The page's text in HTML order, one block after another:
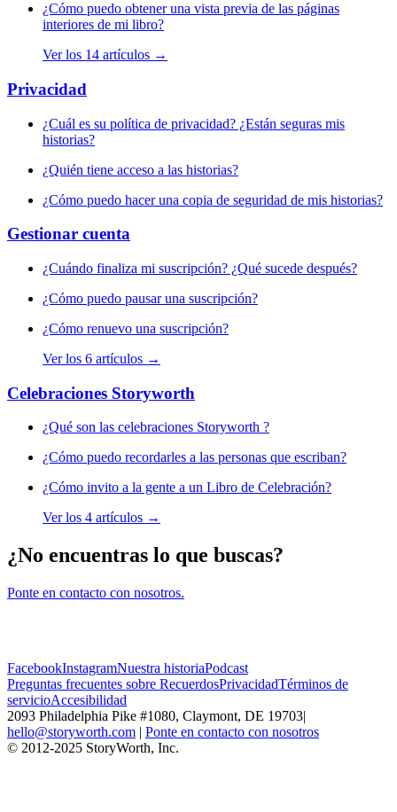
¿Cómo puedo obtener una vista previa de las páginas
interiores de mi libro?
Ver los 14 artículos →
Privacidad
¿Cuál es su política de privacidad? ¿Están seguras mis
historias?
¿Quién tiene acceso a las historias?
¿Cómo puedo hacer una copia de seguridad de mis historias?
Gestionar cuenta
¿Cuándo finaliza mi suscripción? ¿Qué sucede después?
¿Cómo puedo pausar una suscripción?
¿Cómo renuevo una suscripción?
Ver los 6 artículos →
Celebraciones Storyworth
¿Qué son las celebraciones Storyworth ?
¿Cómo puedo recordarles a las personas que escriban?
¿Cómo invito a la gente a un Libro de Celebración?
Ver los 4 artículos →
¿No encuentras lo que buscas?
Ponte en contacto con nosotros.
FacebookInstagramNuestra historiaPodcast
Preguntas frecuentes sobre RecuerdosPrivacidadTérminos de
servicioAccesibilidad
2093 Philadelphia Pike #1080, Claymont, DE 19703|
hello@storyworth.com | Ponte en contacto con nosotros
© 2012-2025 StoryWorth, Inc.